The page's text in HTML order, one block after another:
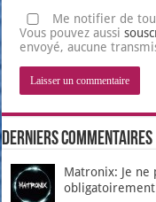
Me notifier de
Vous pouvez aussi
envoyé, aucune
Derniers Commentaires
Matronix: Je ne